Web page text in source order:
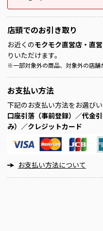
店頭でのお引き取り
お近くのモクモク直営店・直
りいただけます。
※一部対象外の商品、対象外の店舗
お支払い方法
下記のお支払い方法をお選びい
口座引落（事前登録）／代金
み）／クレジットカード
お支払い方法について